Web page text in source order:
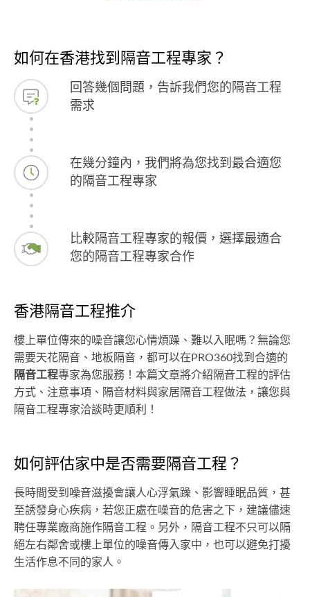
如何在香港找到隔音工程專家？
回答幾個問題，告訴我們您的隔音工程
需求
在幾分鐘內，我們將為您找到最合適您
的隔音工程專家
比較隔音工程專家的報價，選擇最適合
您的隔音工程專家合作
香港隔音工程推介
樓上單位傳來的噪音讓您心情煩躁、難以入眠嗎？無論您
需要天花隔音、地板隔音，都可以在PRO360找到合適的
隔音工程專家為您服務！本篇文章將介紹隔音工程的評估
方式、注意事項、隔音材料與家居隔音工程做法，讓您與
隔音工程專家洽談時更順利！
如何評估家中是否需要隔音工程？
長時間受到噪音滋擾會讓人心浮氣躁、影響睡眠品質，甚
至誘發身心疾病，若您正處在噪音的危害之下，建議儘速
聘任專業廠商施作隔音工程。另外，隔音工程不只可以隔
絕左右鄰舍或樓上單位的噪音傳入家中，也可以避免打擾
生活作息不同的家人。